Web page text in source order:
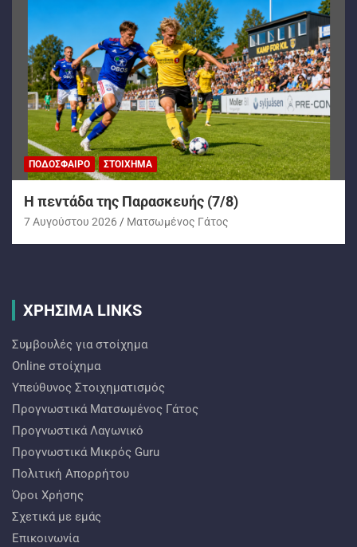
ΠΟΔΌΣΦΑΙΡΟ ΣΤΟΊΧΗΜΑ
H πεντάδα της Παρασκευής (7/8)
7 Αυγούστου 2026 Ματσωμένος Γάτος
ΧΡΗΣΙΜΑ LINKS
Συμβουλές για στοίχημα
Online στοίχημα
Υπεύθυνος Στοιχηματισμός
Προγνωστικά Ματσωμένος Γάτος
Προγνωστικά Λαγωνικό
Προγνωστικά Mικρός Guru
Πολιτική Απορρήτου
Όροι Χρήσης
Σχετικά με εμάς
Επικοινωνία